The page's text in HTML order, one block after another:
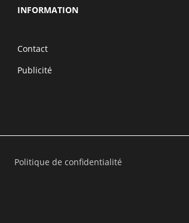
INFORMATION
Contact
Publicité
Politique de confidentialité